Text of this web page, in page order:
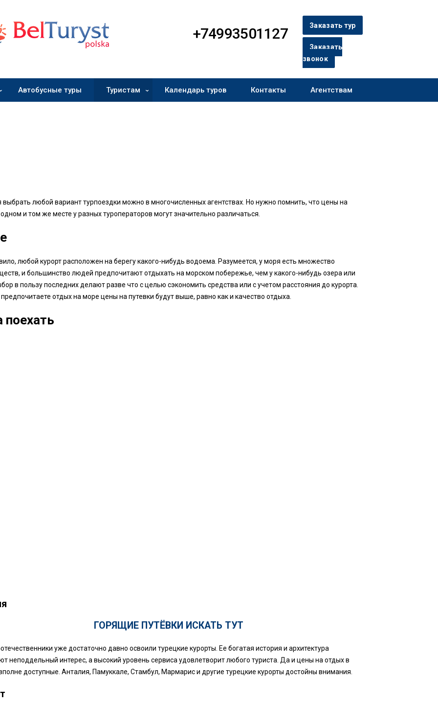
+74993501127 Заказать тур
Заказать
звонок
Автобусные туры Туристам Календарь туров Контакты Агентствам
выбрать любой вариант турпоездки можно в многочисленных агентствах. Но нужно помнить, что цены на
и том же месте у разных туроператоров могут значительно различаться.
любой курорт расположен на берегу какого-нибудь водоема. Разумеется, у моря есть множество
и большинство людей предпочитают отдыхать на морском побережье, чем у какого-нибудь озера или
в пользу последних делают разве что с целью сэкономить средства или с учетом расстояния до курорта.
отдых на море цены на путевки будут выше, равно как и качество отдыха.
поехать
ГОРЯЩИЕ ПУТЁВКИ ИСКАТЬ ТУТ
уже достаточно давно освоили турецкие курорты. Ее богатая история и архитектура
неподдельный интерес, а высокий уровень сервиса удовлетворит любого туриста. Да и цены на отдых в
доступные. Анталия, Памуккале, Стамбул, Мармарис и другие турецкие курорты достойны внимания.